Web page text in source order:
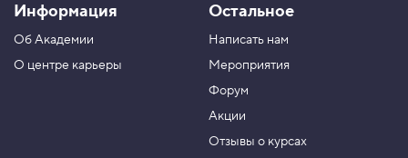
Информация
Об Академии
О центре карьеры
Остальное
Написать нам
Мероприятия
Форум
Акции
Отзывы о курсах